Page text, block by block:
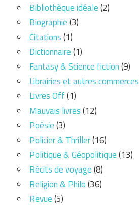
Bibliothèque idéale(2)
Biographie(3)
Citations(1)
Dictionnaire(1)
Fantasy & Science fiction(9)
Librairies et autres commerces
Livres Off(1)
Mauvais livres(12)
Poésie(3)
Policier & Thriller(16)
Politique & Géopolitique(13)
Récits de voyage(8)
Religion & Philo(36)
Revue(5)